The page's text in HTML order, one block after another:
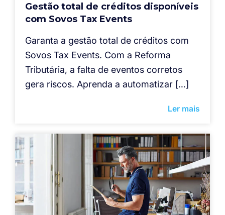
Gestão total de créditos disponíveis
com Sovos Tax Events
Garanta a gestão total de créditos com
Sovos Tax Events. Com a Reforma
Tributária, a falta de eventos corretos
gera riscos. Aprenda a automatizar […]
Ler mais